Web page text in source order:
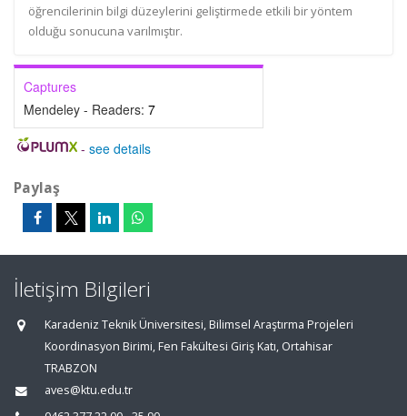
öğrencilerinin bilgi düzeylerini geliştirmede etkili bir yöntem
olduğu sonucuna varılmıştır.
Captures
Mendeley - Readers: 7
- see details
Paylaş
İletişim Bilgileri
Karadeniz Teknik Üniversitesi, Bilimsel Araştırma Projeleri
Koordinasyon Birimi, Fen Fakültesi Giriş Katı, Ortahisar
TRABZON
aves@ktu.edu.tr